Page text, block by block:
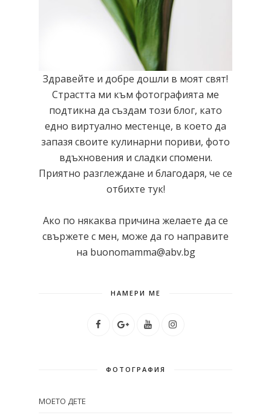
Здравейте и добре дошли в моят свят!
Страстта ми към фотографията ме
подтикна да създам този блог, като
едно виртуално местенце, в което да
запазя своите кулинарни пориви, фото
вдъхновения и сладки спомени.
Приятно разглеждане и благодаря, че се
отбихте тук!
Ако по някаква причина желаете да се
свържете с мен, може да го направите
на buonomamma@abv.bg
НАМЕРИ МЕ
ФОТОГРАФИЯ
МОЕТО ДЕТЕ